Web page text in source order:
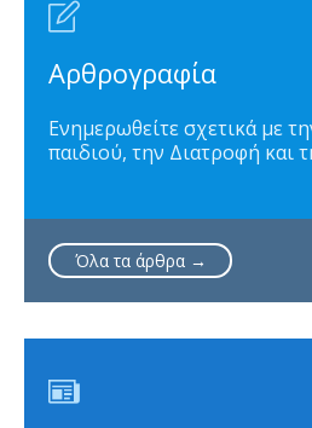

Αρθρογραφία
Ενημερωθείτε σχετικά με
παιδιού, την Διατροφή και
Όλα τα άρθρα →
